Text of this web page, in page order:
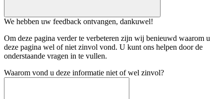
We hebben uw feedback ontvangen, dankuwel!
Om deze pagina verder te verbeteren zijn wij benieuwd waarom u
deze pagina wel of niet zinvol vond. U kunt ons helpen door de
onderstaande vragen in te vullen.
Waarom vond u deze informatie niet of wel zinvol?